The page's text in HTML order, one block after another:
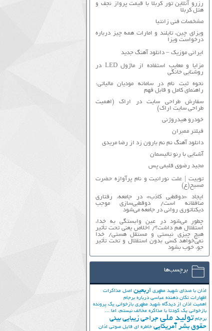
رزرو آنلاین تور کربلا با قیمت پرواز نجف و
هتل کربلا
مشخصات فنی زانتیا
ویزای چین، تایلند و امارات همه چیز درباره
درخواست ویزا
ایرانی موزیک – دانلود آهنگ جدید
مزایا و معایب استفاده از ماژول LED در
روشنایی خانگی
نحوه ثبت نام در سامانه مودیان مالیاتی:
راهنمای کامل و قابل فهم
سفارش طراحی سایت در اراک (اهمیت
طراحی سایت اراک)
خودرو هیدروژنی
فیلتر ممبران
دانلود آهنگ نم نم بارون زد از رضا مریدی
آشنایی با رنو تالیسمان
مجید رضوی قلبمی پس
توییت | علت نورانیت و نام پرآوازه حضرت
مسیح(ع)
ایجاد «دوقطبی کاذب» در جامعه، رفتاری
منافقانه است/ دوقطبی‌سازی موجب
دیکتاتوری روانی در جامعه می‌شود
چطور می‌شود در عین وابستگی به خدا،
استقلال هم داشت؟/ اخلاص یعنی تحت تأثیر
هیچ چیزی نیستی و مستقل هستی/ خدا
نمی‌خواهد کسی بدون استقلال و تحت تأثیر
جوّ، خوب بشود
برچسب‌ها
اذان با صدای شهید مطهری اربعین اصل مذاکرات
اظهارات تکان دهنده عباسی درباره برجام
اهمیت اذان از دیدگاه شهید مطهری بازخوانی یک پرونده
بازخوانی یک کودتا با مذاکره مخالف نیستم، اما ...
برجام تولید ملی جراحی زیبایی بینی
حقوق بشر آمریکایی خاطره ای فایل صوتی اذان